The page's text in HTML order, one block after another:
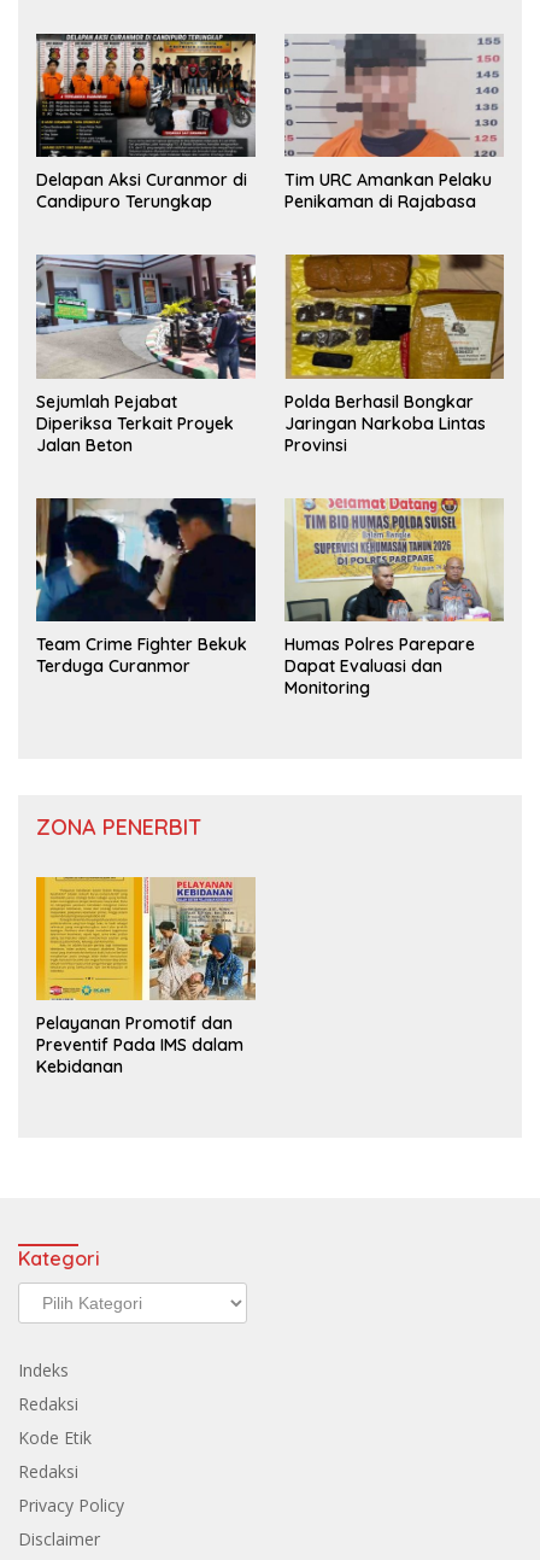
Delapan Aksi Curanmor di
Candipuro Terungkap
Tim URC Amankan Pelaku
Penikaman di Rajabasa
Sejumlah Pejabat
Diperiksa Terkait Proyek
Jalan Beton
Polda Berhasil Bongkar
Jaringan Narkoba Lintas
Provinsi
Team Crime Fighter Bekuk
Terduga Curanmor
Humas Polres Parepare
Dapat Evaluasi dan
Monitoring
ZONA PENERBIT
Pelayanan Promotif dan
Preventif Pada IMS dalam
Kebidanan
Kategori
Kategori
Indeks
Redaksi
Kode Etik
Redaksi
Privacy Policy
Disclaimer